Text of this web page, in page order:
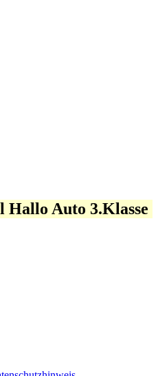
Blumau
Hallo Auto 3.Klasse